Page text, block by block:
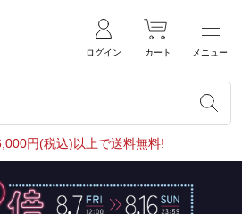
ログイン カート メニュー
円(税込)以上で送料無料!